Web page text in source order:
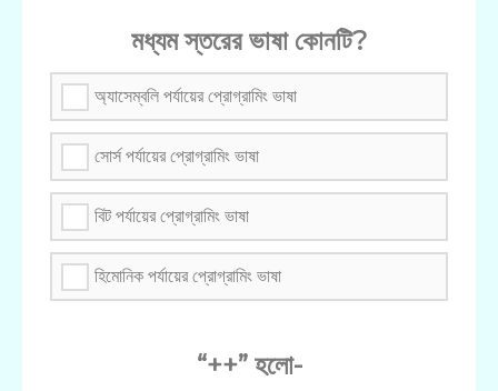
মধ্যম স্তরের ভাষা কোনটি?
অ্যাসেম্বলি পর্যায়ের প্রোগ্রামিং ভাষা
সোর্স পর্যায়ের প্রোগ্রামিং ভাষা
বিট পর্যায়ের প্রোগ্রামিং ভাষা
হিমোনিক পর্যায়ের প্রোগ্রামিং ভাষা
“++” হলো-